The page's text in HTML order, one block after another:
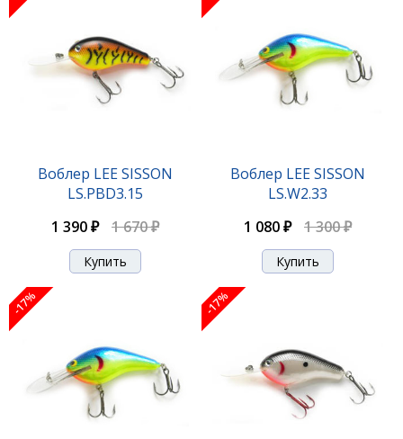
Воблер LEE SISSON
LS.PBD3.15
1 390 ₽
1 670 ₽
Воблер LEE SISSON
LS.W2.33
1 080 ₽
1 300 ₽
-17% -17%